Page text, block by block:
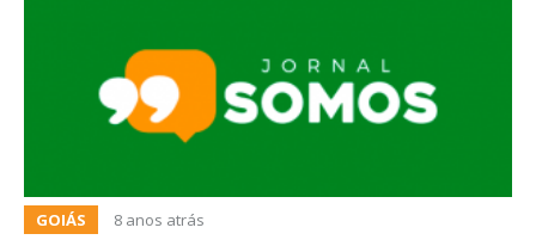
GOIÁS 8 anos atrás